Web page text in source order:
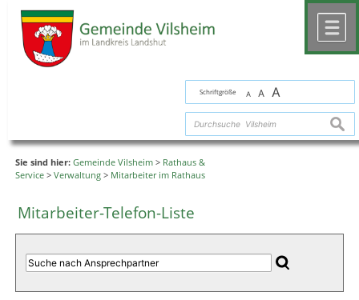
Schriftgröße A A A
Sie sind hier: Gemeinde Vilsheim > Rathaus &
Service > Verwaltung > Mitarbeiter im Rathaus
Mitarbeiter-Telefon-Liste